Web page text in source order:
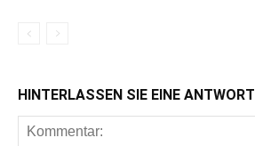
HINTERLASSEN SIE EINE ANTWORT